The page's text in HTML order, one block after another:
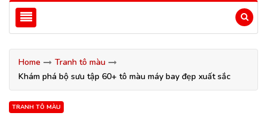
Home
Tranh tô màu
Khám phá bộ sưu tập 60+ tô màu máy bay đẹp xuất sắc
TRANH TÔ MÀU